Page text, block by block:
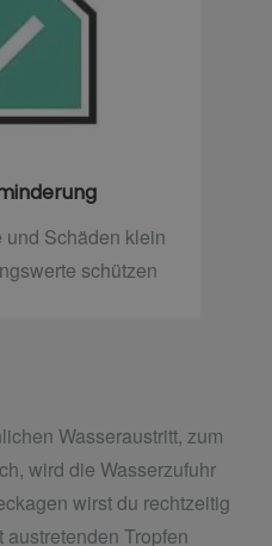
und Schäden klein
schützen
Wasseraustritt, zum
wird die Wasserzufuhr
wirst du rechtzeitig
Tropfen